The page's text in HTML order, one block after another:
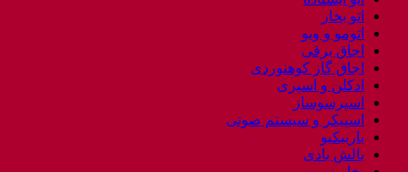
اتو بخار
اتومو و ویو
اجاق برقی
اجاق گاز کوهنوردی
ادکلن و اسپری
اسپرسوساز
اسپیکر و سیستم صوتی
باربیکیو
بالش بادی